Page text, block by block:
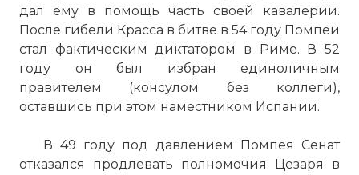
дал ему в помощь часть своей кавалерии.
После гибели Красса в битве в 54 году Помпеи
стал фактическим диктатором в Риме. В 52
году он был избран единоличным
правителем (консулом без коллеги),
оставшись при этом наместником Испании.
В 49 году под давлением Помпея Сенат
отказался продлевать полномочия Цезаря в